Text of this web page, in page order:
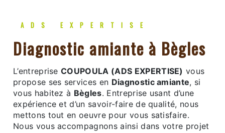
ADS EXPERTISE
Diagnostic amiante à Bègles
L’entrepriseCOUPOULA (ADS EXPERTISE) vous
propose ses services en Diagnostic amiante, si
vous habitez à Bègles. Entreprise usant d’une
expérience et d’un savoir-faire de qualité, nous
mettons tout en oeuvre pour vous satisfaire.
Nous vous accompagnons ainsi dans votre projet